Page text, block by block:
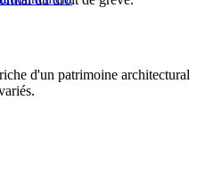
d'un patrimoine architectural